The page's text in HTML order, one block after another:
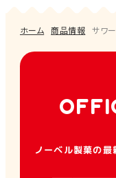
ホーム 商品情報 サワ
ノーベル製菓の最